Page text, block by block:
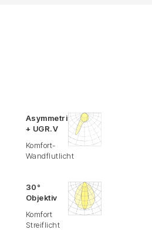
Asymmetrisch
+ UGR.V
Komfort-
Wandflutlicht
30°
Objektiv
Komfort
Streiflicht